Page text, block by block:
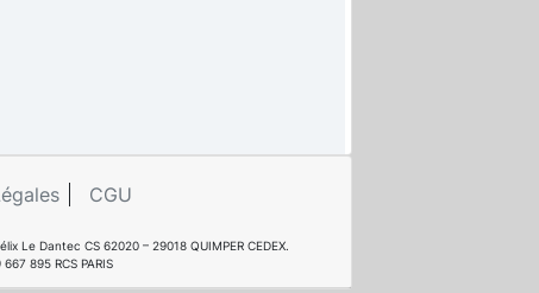
CGU
Le Dantec CS 62020 – 29018 QUIMPER CEDEX.
895 RCS PARIS